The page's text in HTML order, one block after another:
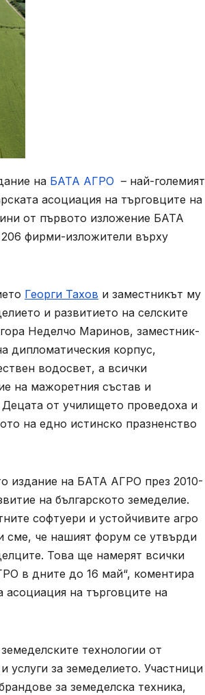
на БАТА АГРО – най-големият
асоциация на търговците на
от първото изложение БАТА
фирми-изложители върху
Георги Тахов и заместникът му
и развитието на селските
Неделчо Маринов, заместник-
дипломатическия корпус,
водосвет, а всички
на мажоретния състав и
от училището проведоха и
на едно истинско празненство
издание на БАТА АГРО през 2010-
на българското земеделие.
софтуери и устойчивите агро
сме, че нашият форум се утвърди
Това ще намерят всички
в дните до 16 май“, коментира
на търговците на
технологии от
за земеделието. Участници
за земеделска техника,